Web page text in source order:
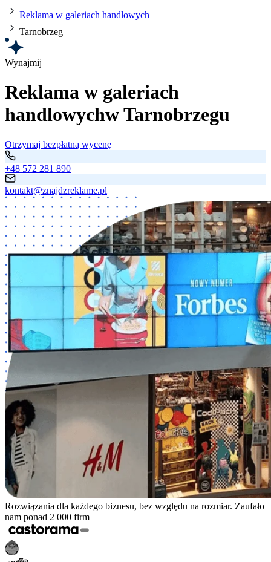
Reklama w galeriach handlowych
Tarnobrzeg
Wynajmij
Reklama w galeriach
handlowychw Tarnobrzegu
Otrzymaj bezpłatną wycenę
+48 572 281 890
kontakt@znajdzreklame.pl
Rozwiązania dla każdego biznesu, bez względu na rozmiar. Zaufało
nam ponad 2 000 firm